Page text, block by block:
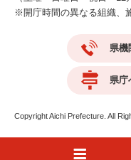
※開庁時間の異なる組織、
県機
県庁
Copyright Aichi Prefecture. All